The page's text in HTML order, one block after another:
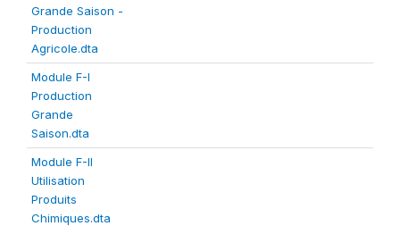
Grande Saison -
Production
Agricole.dta
Module F-I
Production
Grande
Saison.dta
Module F-II
Utilisation
Produits
Chimiques.dta